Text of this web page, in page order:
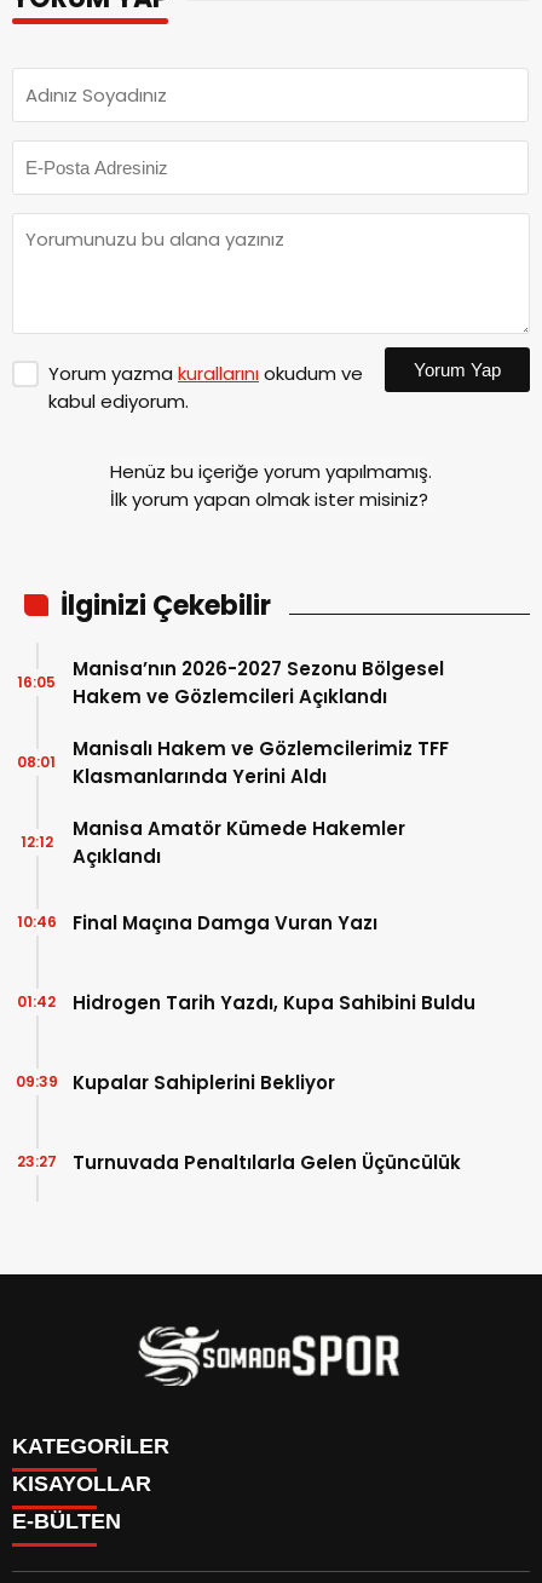
Yorum yazma kurallarınıokudum ve
kabul ediyorum.
Yorum Yap
Henüz bu içeriğe yorum yapılmamış.
İlk yorum yapan olmak ister misiniz?
İlginizi Çekebilir
Manisa’nın 2026-2027 Sezonu Bölgesel
Hakem ve Gözlemcileri Açıklandı
16:05
Manisalı Hakem ve Gözlemcilerimiz TFF
Klasmanlarında Yerini Aldı
08:01
Manisa Amatör Kümede Hakemler
Açıklandı
12:12
Final Maçına Damga Vuran Yazı
10:46
Hidrogen Tarih Yazdı, Kupa Sahibini Buldu
01:42
Kupalar Sahiplerini Bekliyor
09:39
Turnuvada Penaltılarla Gelen Üçüncülük
23:27
KATEGORİLER
İletişim
İstatistikler & Puan Durumu & Fikstür
KISAYOLLAR
Genel
Somaspor
E-BÜLTEN